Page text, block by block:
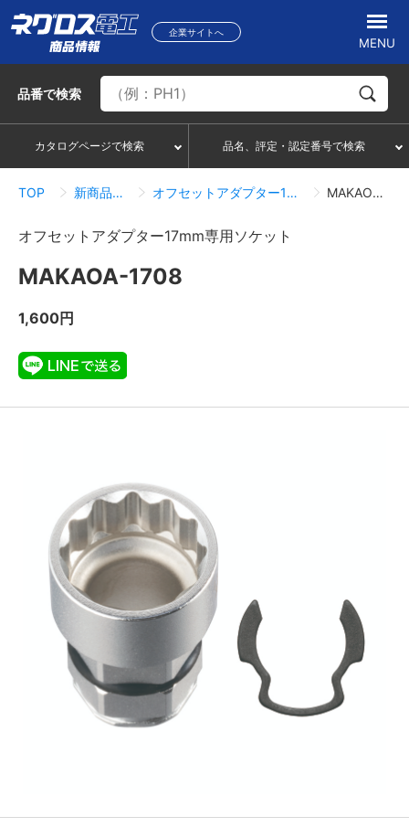
企業サイトへ
MENU
品番で検索
カタログページで検索 品名、評定・認定番号で検索
TOP 新商品情報一覧 オフセットアダプター17mm専用ソケット MAKAOA-1708
オフセットアダプター17mm専用ソケット
MAKAOA-1708
1,600円